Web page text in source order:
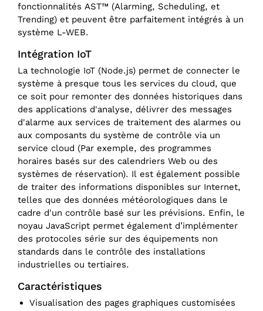
fonctionnalités AST™ (Alarming, Scheduling, et
Trending) et peuvent être parfaitement intégrés à un
système L-WEB.
Intégration IoT
La technologie IoT (Node.js) permet de connecter le
système à presque tous les services du cloud, que
ce soit pour remonter des données historiques dans
des applications d'analyse, délivrer des messages
d'alarme aux services de traitement des alarmes ou
aux composants du système de contrôle via un
service cloud (Par exemple, des programmes
horaires basés sur des calendriers Web ou des
systèmes de réservation). Il est également possible
de traiter des informations disponibles sur Internet,
telles que des données météorologiques dans le
cadre d'un contrôle basé sur les prévisions. Enfin, le
noyau JavaScript permet également d’implémenter
des protocoles série sur des équipements non
standards dans le contrôle des installations
industrielles ou tertiaires.
Caractéristiques
Visualisation des pages graphiques customisées